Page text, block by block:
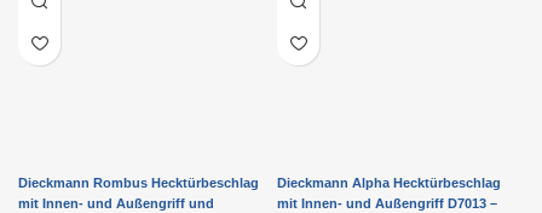
Dieckmann Rombus Hecktürbeschlag
mit Innen- und Außengriff und
Dieckmann Alpha Hecktürbeschlag
mit Innen- und Außengriff D7013 –